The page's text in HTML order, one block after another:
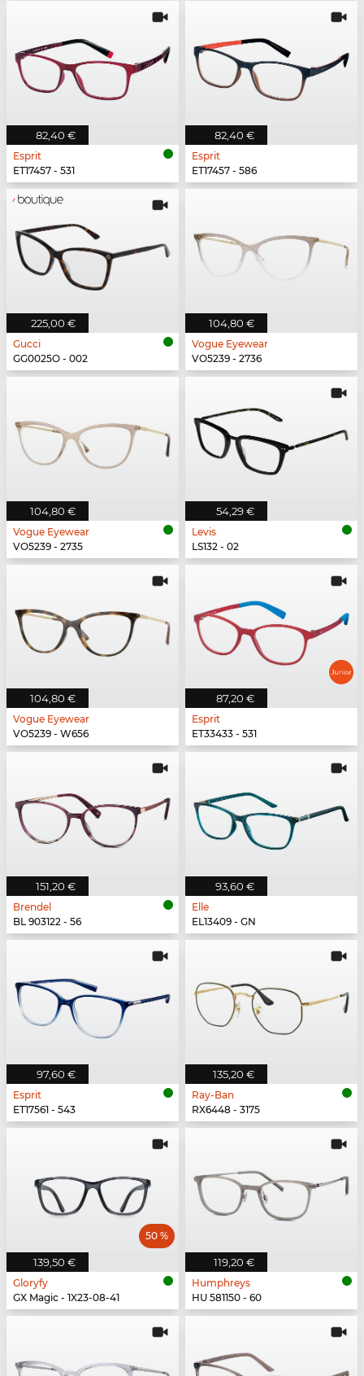
82,40 €
Esprit
ET17457 - 531
82,40 €
Esprit
ET17457 - 586
225,00 €
Gucci
GG0025O - 002
104,80 €
Vogue Eyewear
VO5239 - 2736
104,80 €
Vogue Eyewear
VO5239 - 2735
54,29 €
Levis
LS132 - 02
104,80 €
Vogue Eyewear
VO5239 - W656
87,20 €
Esprit
ET33433 - 531
151,20 €
Brendel
BL 903122 - 56
93,60 €
Elle
EL13409 - GN
97,60 €
Esprit
ET17561 - 543
135,20 €
Ray-Ban
RX6448 - 3175
139,50 €
50 %
Gloryfy
GX Magic - 1X23-08-41
119,20 €
Humphreys
HU 581150 - 60